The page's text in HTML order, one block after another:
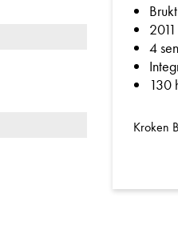
Brukt
2011
4
130
Kroken